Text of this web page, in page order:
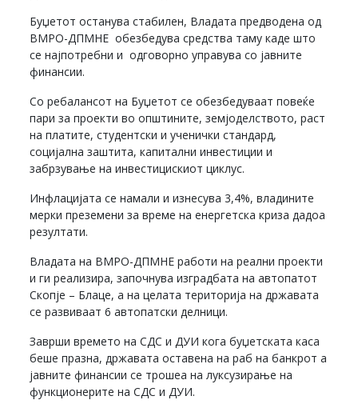
Буџетот останува стабилен, Владата предводена од
ВМРО-ДПМНЕ обезбедува средства таму каде што
се најпотребни и одговорно управува со јавните
финансии.
Со ребалансот на Буџетот се обезбедуваат повеќе
пари за проекти во општините, земјоделството, раст
на платите, студентски и ученички стандард,
социјална заштита, капитални инвестиции и
забрзување на инвестицискиот циклус.
Инфлацијата се намали и изнесува 3,4%, владините
мерки преземени за време на енергетска криза дадоа
резултати.
Владата на ВМРО-ДПМНЕ работи на реални проекти
и ги реализира, започнува изградбата на автопатот
Скопје – Блаце, а на целата територија на државата
се развиваат 6 автопатски делници.
Заврши времето на СДС и ДУИ кога буџетската каса
беше празна, државата оставена на раб на банкрот а
јавните финансии се трошеа на луксузирање на
функционерите на СДС и ДУИ.